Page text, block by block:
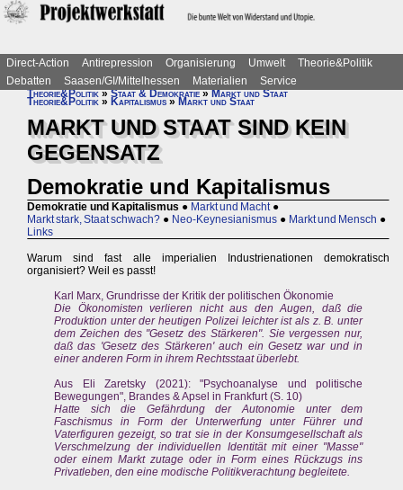
Direct-Action Antirepression Organisierung Umwelt
Theorie&Politik
Debatten
Saasen/GI/Mittelhessen Materialien
Service
Theorie&Politik»Staat & Demokratie»Markt und Staat
Theorie&Politik » Kapitalismus » Markt und Staat
MARKT UND STAAT SIND KEIN
GEGENSATZ
Demokratie und Kapitalismus
Demokratie und Kapitalismus ● Markt und Macht ●
Markt stark, Staat schwach? ● Neo-Keynesianismus ● Markt und Mensch ●
Links
Warum sind fast alle imperialien Industrienationen demokratisch
organisiert? Weil es passt!
Karl Marx, Grundrisse der Kritik der politischen Ökonomie
Die Ökonomisten verlieren nicht aus den Augen, daß die
Produktion unter der heutigen Polizei leichter ist als z. B. unter
dem Zeichen des "Gesetz des Stärkeren". Sie vergessen nur,
daß das 'Gesetz des Stärkeren' auch ein Gesetz war und in
einer anderen Form in ihrem Rechtsstaat überlebt.
Aus Eli Zaretsky (2021): "Psychoanalyse und politische
Bewegungen", Brandes & Apsel in Frankfurt (S. 10)
Hatte sich die Gefährdung der Autonomie unter dem
Faschismus in Form der Unterwerfung unter Führer und
Vaterfiguren gezeigt, so trat sie in der Konsumgesellschaft als
Verschmelzung der individuellen Identität mit einer "Masse"
oder einem Markt zutage oder in Form eines Rückzugs ins
Privatleben, den eine modische Politikverachtung begleitete.